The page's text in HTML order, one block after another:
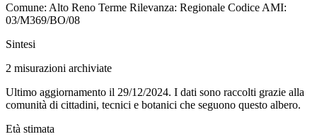
Comune: Alto Reno Terme Rilevanza: Regionale Codice AMI:
03/M369/BO/08
Sintesi
2 misurazioni archiviate
Ultimo aggiornamento il 29/12/2024. I dati sono raccolti grazie alla
comunità di cittadini, tecnici e botanici che seguono questo albero.
Età stimata